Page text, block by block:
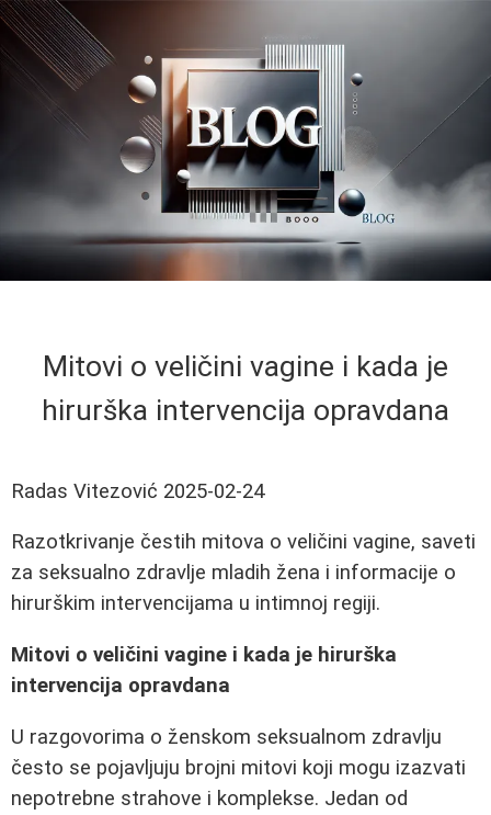
Mitovi o veličini vagine i kada je
hirurška intervencija opravdana
Radas Vitezović 2025-02-24
Razotkrivanje čestih mitova o veličini vagine, saveti
za seksualno zdravlje mladih žena i informacije o
hirurškim intervencijama u intimnoj regiji.
Mitovi o veličini vagine i kada je hirurška
intervencija opravdana
U razgovorima o ženskom seksualnom zdravlju
često se pojavljuju brojni mitovi koji mogu izazvati
nepotrebne strahove i komplekse. Jedan od